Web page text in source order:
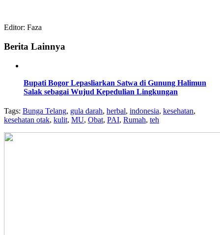
Editor: Faza
Berita Lainnya
Bupati Bogor Lepasliarkan Satwa di Gunung Halimun
Salak sebagai Wujud Kepedulian Lingkungan
Tags: Bunga Telang, gula darah, herbal, indonesia, kesehatan,
kesehatan otak, kulit, MU, Obat, PAI, Rumah, teh